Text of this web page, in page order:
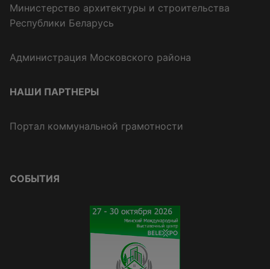
Министерство архитектуры и строительства
Республики Беларусь
Администрация Московского района
НАШИ ПАРТНЕРЫ
Портал коммунальной грамотности
СОБЫТИЯ